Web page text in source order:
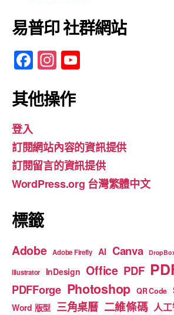
易普印 社群網站
F
c
b
o
o
k
In
a
a
m
u
b
e
其他操作
登入
訂閱網站內容的資訊提供
訂閱留言的資訊提供
WordPress.org 台灣繁體中文
標籤
Adobe Adobe Firefly AI Canva
Illustrator InDesign Office PDF
PDFForge Photoshop QR Code
Word 版型 三角桌曆 二維條碼 人